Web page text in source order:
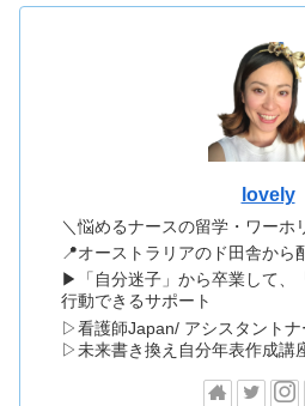
lovely
＼悩めるナースの留学・ワーホ
📍オーストラリアのド田舎から
▶「自分迷子」から卒業して、
行動できるサポート
▷看護師Japan/ アシスタントナ
▷未来書き換え自分年表作成講